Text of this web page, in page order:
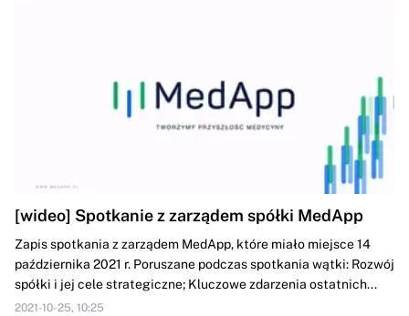
[wideo] Spotkanie z zarządem spółki MedApp
Zapis spotkania z zarządem MedApp, które miało miejsce 14
października 2021 r. Poruszane podczas spotkania wątki: Rozwój
spółki i jej cele strategiczne; Kluczowe zdarzenia ostatnich...
2021-10-25, 10:25